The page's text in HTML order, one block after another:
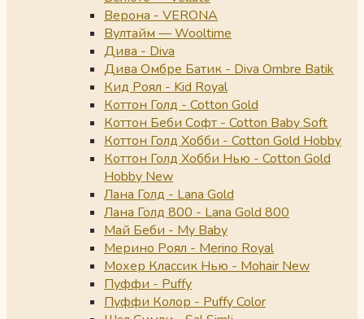
Верона - VERONA
Вултайм — Wooltime
Дива - Diva
Дива Омбре Батик - Diva Ombre Batik
Кид Роял - Kid Royal
Коттон Голд - Cotton Gold
Коттон Беби Софт - Cotton Baby Soft
Коттон Голд Хобби - Cotton Gold Hobby
Коттон Голд Хобби Нью - Cotton Gold
Hobby New
Лана Голд - Lana Gold
Лана Голд 800 - Lana Gold 800
Май Беби - My Baby
Мерино Роял - Merino Royal
Мохер Классик Нью - Mohair New
Пуффи - Puffy
Пуффи Колор - Puffy Color